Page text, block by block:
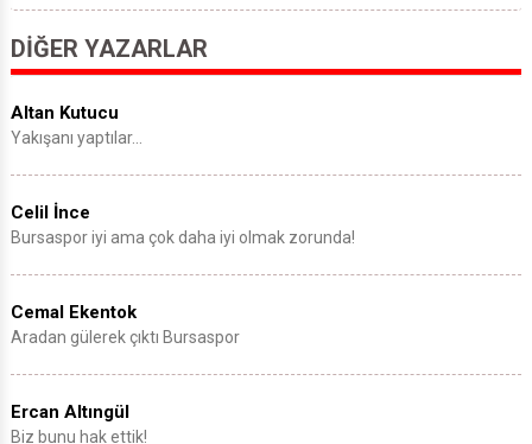
DIĞER YAZARLAR
Altan Kutucu
Yakışanı yaptılar…
Celil İnce
Bursaspor iyi ama çok daha iyi olmak zorunda!
Cemal Ekentok
Aradan gülerek çıktı Bursaspor
Ercan Altıngül
Biz bunu hak ettik!